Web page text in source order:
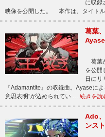
に収録
映像を公開した。 本作は、タイト
葛葉
葛葉
を公
日にリ
『Adamantite』の収録曲。Ayaseに
意思表明”が込められてい … 続きを読
Ado
ンス